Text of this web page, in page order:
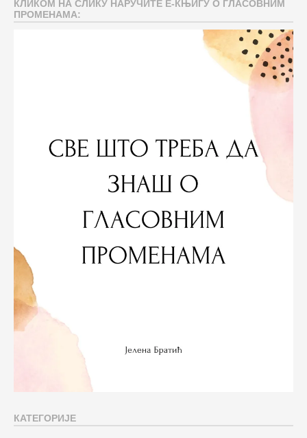
КЛИКОМ НА СЛИКУ НАРУЧИТЕ Е-КЊИГУ О ГЛАСОВНИМ
ПРОМЕНАМА:
КАТЕГОРИЈЕ